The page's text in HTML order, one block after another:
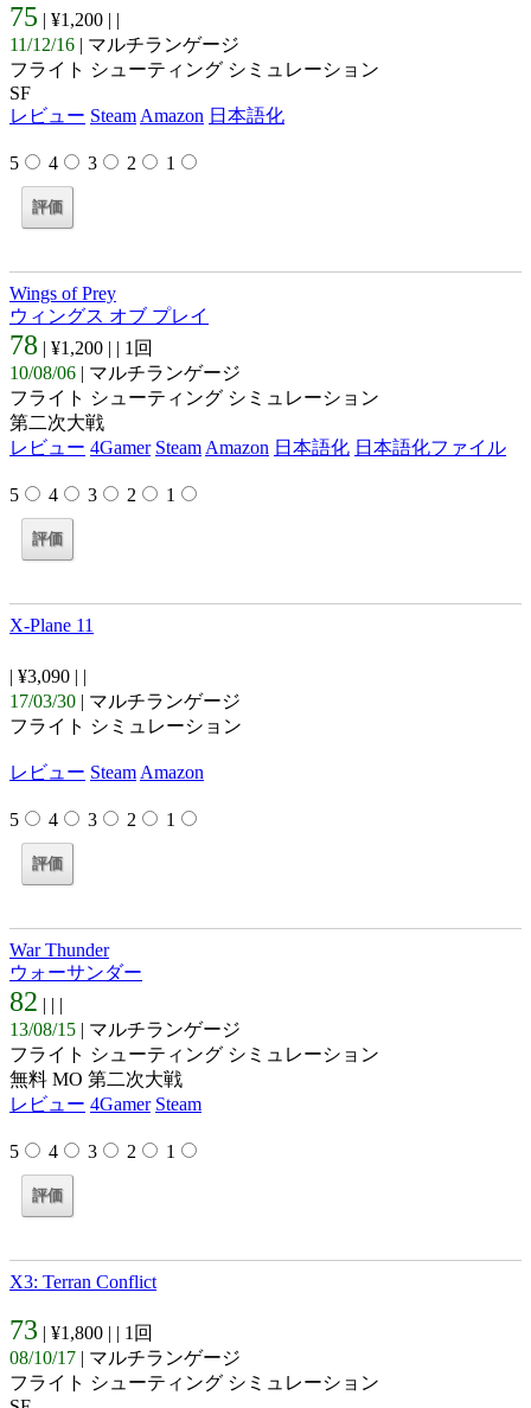
75 | ¥1,200 | |
11/12/16 | マルチランゲージ
フライト シューティング シミュレーション
SF
レビュー Steam Amazon 日本語化
5 4 3 2 1
Wings of Prey
ウィングス オブ プレイ
78 | ¥1,200 | | 1回
10/08/06 | マルチランゲージ
フライト シューティング シミュレーション
第二次大戦
レビュー 4Gamer Steam Amazon 日本語化 日本語化ファイル
5 4 3 2 1
X-Plane 11
| ¥3,090 | |
17/03/30 | マルチランゲージ
フライト シミュレーション
レビュー Steam Amazon
5 4 3 2 1
War Thunder
ウォーサンダー
82 | | |
13/08/15 | マルチランゲージ
フライト シューティング シミュレーション
無料 MO 第二次大戦
レビュー 4Gamer Steam
5 4 3 2 1
X3: Terran Conflict
73 | ¥1,800 | | 1回
08/10/17 | マルチランゲージ
フライト シューティング シミュレーション